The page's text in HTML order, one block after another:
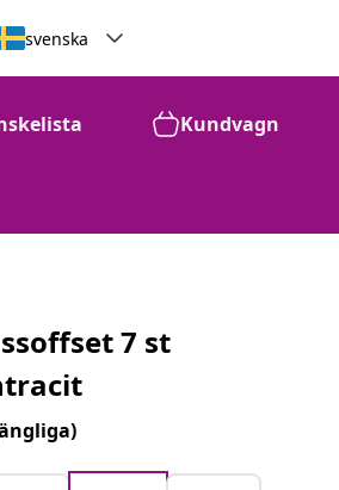
svenska
Kundvagn
7 st